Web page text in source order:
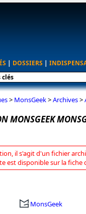
| DOSSIERS |
> MonsGeek>Archives>
MONSGEEK
il s'agit d'un fichier
est disponible sur la fiche
MonsGeek